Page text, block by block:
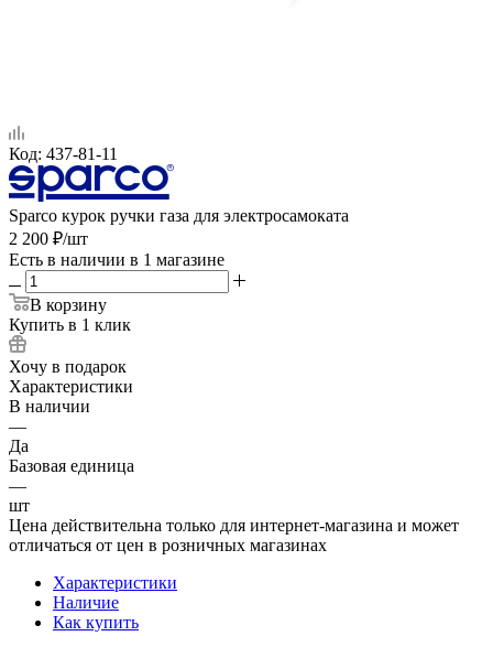
Код: 437-81-11
Sparco курок ручки газа для электросамоката
2 200 ₽/шт
Есть в наличии в 1 магазине
В корзину
Купить в 1 клик
Хочу в подарок
Характеристики
В наличии
—
Да
Базовая единица
—
шт
Цена действительна только для интернет-магазина и может
отличаться от цен в розничных магазинах
Характеристики
Наличие
Как купить